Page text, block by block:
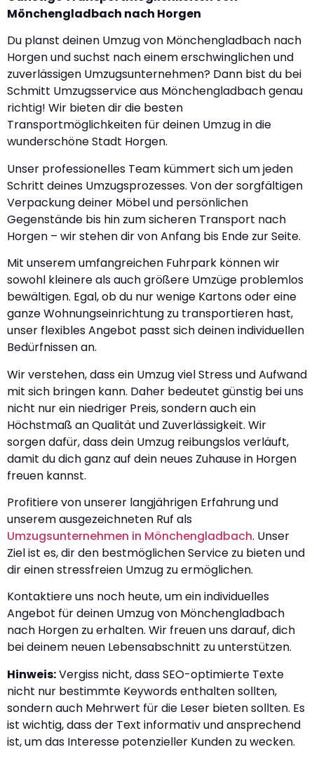
Mönchengladbach nach Horgen
Du planst deinen Umzug von Mönchengladbach nach
Horgen und suchst nach einem erschwinglichen und
zuverlässigen Umzugsunternehmen? Dann bist du bei
Schmitt Umzugsservice aus Mönchengladbach genau
richtig! Wir bieten dir die besten
Transportmöglichkeiten für deinen Umzug in die
wunderschöne Stadt Horgen.
Unser professionelles Team kümmert sich um jeden
Schritt deines Umzugsprozesses. Von der sorgfältigen
Verpackung deiner Möbel und persönlichen
Gegenstände bis hin zum sicheren Transport nach
Horgen – wir stehen dir von Anfang bis Ende zur Seite.
Mit unserem umfangreichen Fuhrpark können wir
sowohl kleinere als auch größere Umzüge problemlos
bewältigen. Egal, ob du nur wenige Kartons oder eine
ganze Wohnungseinrichtung zu transportieren hast,
unser flexibles Angebot passt sich deinen individuellen
Bedürfnissen an.
Wir verstehen, dass ein Umzug viel Stress und Aufwand
mit sich bringen kann. Daher bedeutet günstig bei uns
nicht nur ein niedriger Preis, sondern auch ein
Höchstmaß an Qualität und Zuverlässigkeit. Wir
sorgen dafür, dass dein Umzug reibungslos verläuft,
damit du dich ganz auf dein neues Zuhause in Horgen
freuen kannst.
Profitiere von unserer langjährigen Erfahrung und
unserem ausgezeichneten Ruf als
Umzugsunternehmen in Mönchengladbach. Unser
Ziel ist es, dir den bestmöglichen Service zu bieten und
dir einen stressfreien Umzug zu ermöglichen.
Kontaktiere uns noch heute, um ein individuelles
Angebot für deinen Umzug von Mönchengladbach
nach Horgen zu erhalten. Wir freuen uns darauf, dich
bei deinem neuen Lebensabschnitt zu unterstützen.
Hinweis:Vergiss nicht, dass SEO-optimierte Texte
nicht nur bestimmte Keywords enthalten sollten,
sondern auch Mehrwert für die Leser bieten sollten. Es
ist wichtig, dass der Text informativ und ansprechend
ist, um das Interesse potenzieller Kunden zu wecken.